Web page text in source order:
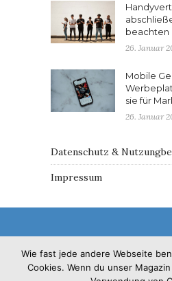
beachten
26. Januar
Mobile
sie für
26. Januar
Datenschutz &
Impressum
© 2017 - Solo Pine. All Rights
Wie fast jede andere Webseite
Cookies. Wenn du unser